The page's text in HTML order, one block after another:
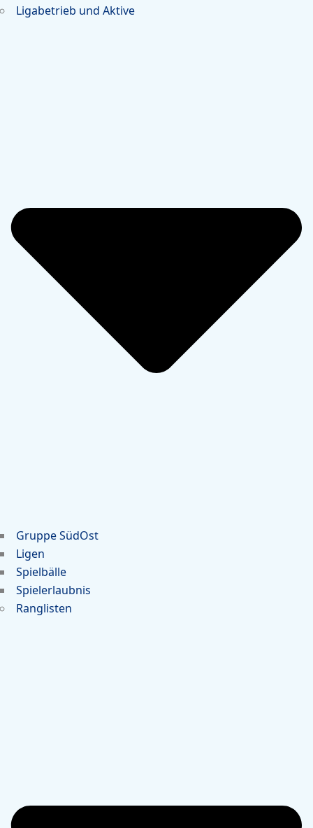
Ligabetrieb und Aktive
Gruppe SüdOst
Ligen
Spielbälle
Spielerlaubnis
Ranglisten